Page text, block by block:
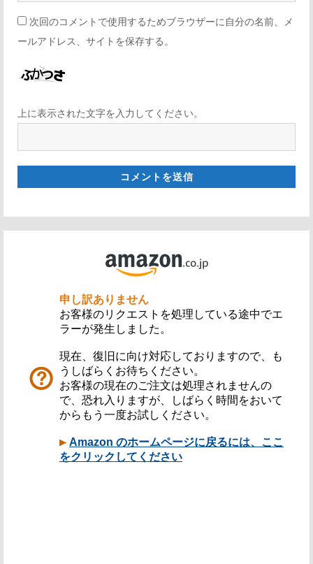
次回のコメントで使用するためブラウザーに自分の名前、メ
ールアドレス、サイトを保存する。
上に表示された文字を入力してください。